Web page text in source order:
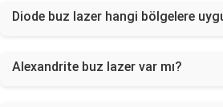
Diode buz lazer hangi bölgelere
Alexandrite buz lazer var mı?